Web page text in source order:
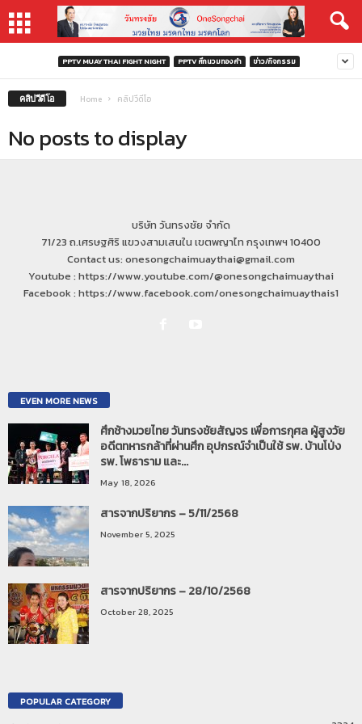
PPTV MUAY THAI FIGHT NIGHT PPTV ศึกนวมทองคำ ข่าว/กิจกรรม
คลิปวีดีโอ Home คลิปวีดีโอ
No posts to display
บริษัท วันทรงชัย จำกัด
71/23 ถ.เศรษฐศิริ แขวงสามเสนใน เขตพญาไท กรุงเทพฯ 10400
Contact us: onesongchaimuaythai@gmail.com
Youtube : https://www.youtube.com/@onesongchaimuaythai
Facebook : https://www.facebook.com/onesongchaimuaythais1
EVEN MORE NEWS
ศึกช้างมวยไทย วันทรงชัยสัญจร เพื่อการกุศล ผู้สูงวัย
อดีตทหารกล้าที่ผ่านศึก อุปกรณ์จำเป็นใช้ รพ. บ้านโป่ง
รพ. โพธาราม และ...
May 18, 2026
สารจากปริยากร – 5/11/2568
November 5, 2025
สารจากปริยากร – 28/10/2568
October 28, 2025
POPULAR CATEGORY